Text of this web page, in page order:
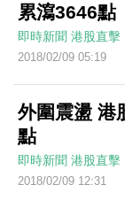
累瀉3646點
即時新聞 港股直擊
2018/02/09 05:19
外圍震盪 港
點
即時新聞 港股直擊
2018/02/09 12:31